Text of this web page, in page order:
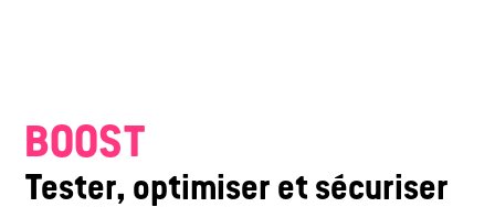
BOOST
Tester, optimiser et sécuriser